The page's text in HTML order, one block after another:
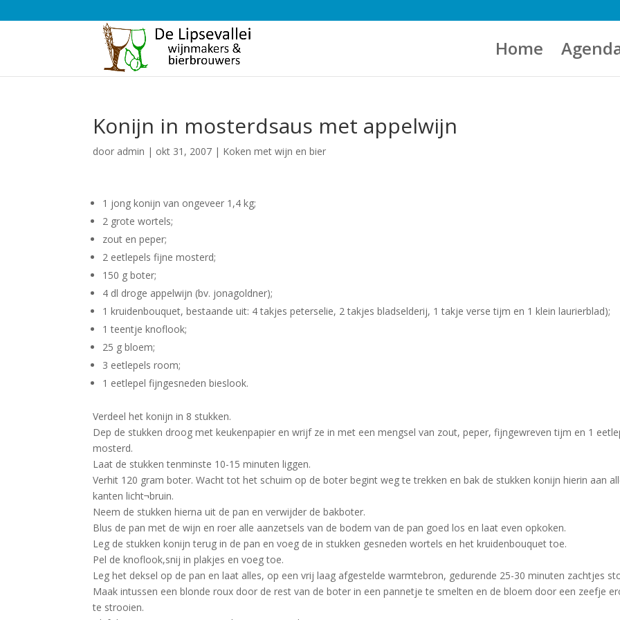
Home
Konijn in mosterdsaus met appelwijn
door admin | okt 31, 2007 | Koken met wijn en bier
1 jong konijn van ongeveer 1,4 kg;
2 grote wortels;
zout en peper;
2 eetlepels fijne mosterd;
150 g boter;
4 dl droge appelwijn (bv. jonagoldner);
1 kruidenbouquet, bestaande uit: 4 takjes peterselie, 2 takjes bladselderij, 1 takje verse tijm en 1 klein laurierblad);
1 teentje knoflook;
25 g bloem;
3 eetlepels room;
1 eetlepel fijngesneden bieslook.
Verdeel het konijn in 8 stukken.
Dep de stukken droog met keukenpapier en wrijf ze in met een mengsel van zout, peper, fijngewreven tijm en 1
mosterd.
Laat de stukken tenminste 10-15 minuten liggen.
Verhit 120 gram boter. Wacht tot het schuim op de boter begint weg te trekken en bak de stukken konijn hierin aan
kanten licht¬bruin.
Neem de stukken hierna uit de pan en verwijder de bakboter.
Blus de pan met de wijn en roer alle aanzetsels van de bodem van de pan goed los en laat even opkoken.
Leg de stukken konijn terug in de pan en voeg de in stukken gesneden wortels en het kruidenbouquet toe.
Pel de knoflook,snij in plakjes en voeg toe.
Leg het deksel op de pan en laat alles, op een vrij laag afgestelde warmtebron, gedurende 25-30 minuten zachtjes
Maak intussen een blonde roux door de rest van de boter in een pannetje te smelten en de bloem door een zeefje
te strooien.